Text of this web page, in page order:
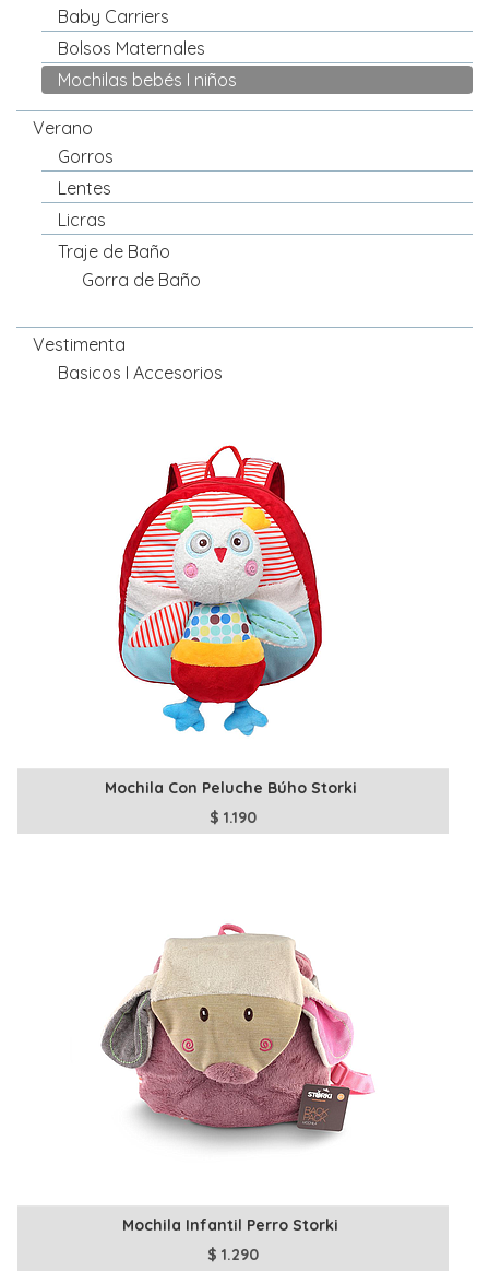
Baby Carriers
Bolsos Maternales
Mochilas bebés I niños
Verano
Gorros
Lentes
Licras
Traje de Baño
Gorra de Baño
Vestimenta
Basicos I Accesorios
Mochila Con Peluche Búho Storki
$1.190
Mochila Infantil Perro Storki
$1.290